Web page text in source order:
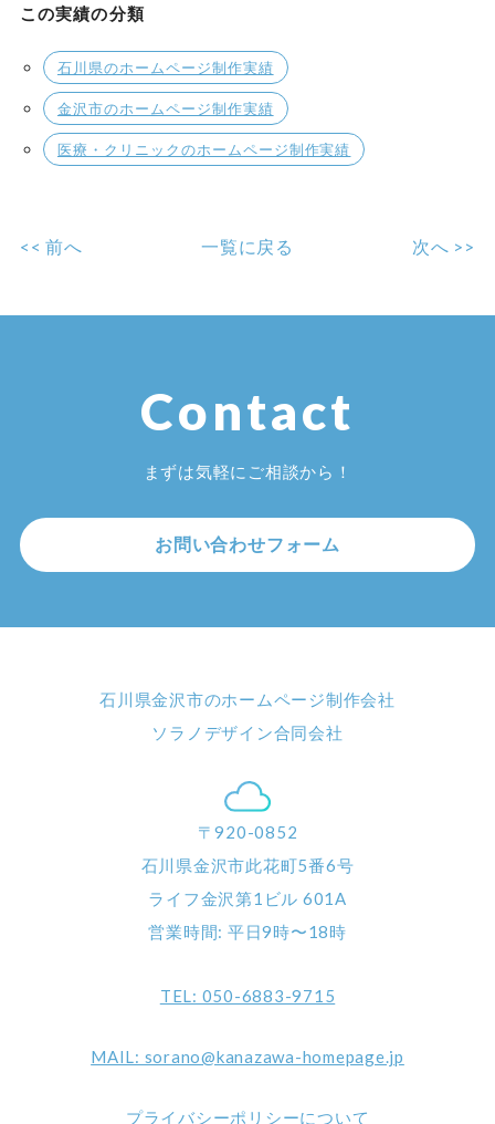
この実績の分類
石川県のホームページ制作実績
金沢市のホームページ制作実績
医療・クリニックのホームページ制作実績
<< 前へ 一覧に戻る 次へ >>
Contact
まずは気軽にご相談から！
お問い合わせフォーム
石川県金沢市のホームページ制作会社
ソラノデザイン合同会社
〒920-0852
石川県金沢市此花町5番6号
ライフ金沢第1ビル 601A
営業時間: 平日9時〜18時
TEL: 050-6883-9715
MAIL: sorano@kanazawa-homepage.jp
プライバシーポリシーについて